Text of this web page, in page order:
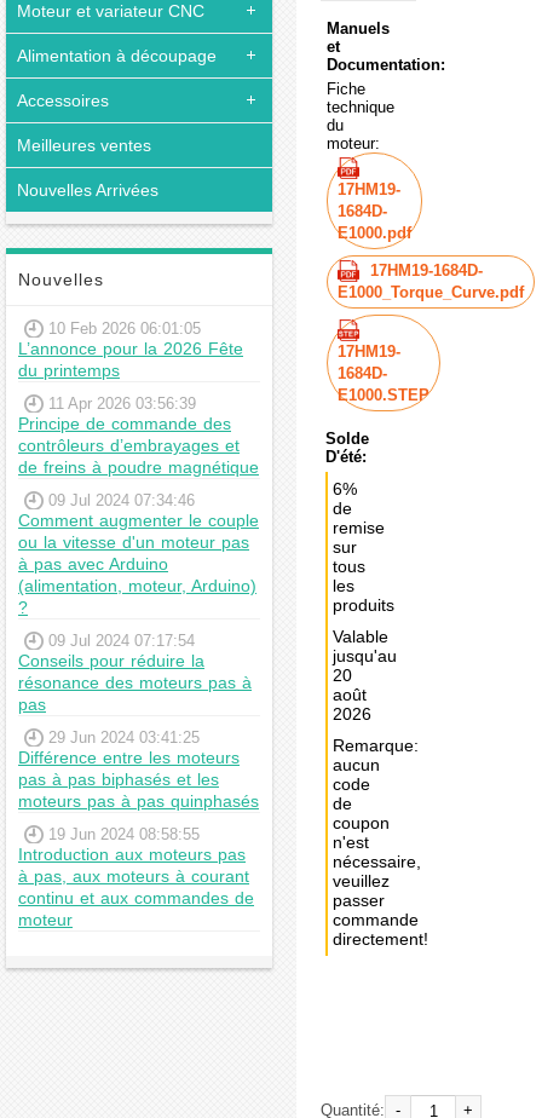
Moteur et variateur CNC
Alimentation à découpage
Accessoires
Meilleures ventes
Nouvelles Arrivées
Nouvelles
10 Feb 2026 06:01:05
L’annonce pour la 2026 Fête
du printemps
11 Apr 2026 03:56:39
Principe de commande des
contrôleurs d’embrayages et
de freins à poudre magnétique
09 Jul 2024 07:34:46
Comment augmenter le couple
ou la vitesse d'un moteur pas
à pas avec Arduino
(alimentation, moteur, Arduino)
?
09 Jul 2024 07:17:54
Conseils pour réduire la
résonance des moteurs pas à
pas
29 Jun 2024 03:41:25
Différence entre les moteurs
pas à pas biphasés et les
moteurs pas à pas quinphasés
19 Jun 2024 08:58:55
Introduction aux moteurs pas
à pas, aux moteurs à courant
continu et aux commandes de
moteur
Manuels
et
Documentation:
Fiche
technique
du
moteur:
17HM19-
1684D-
E1000.pdf
17HM19-1684D-
E1000_Torque_Curve.pdf
17HM19-
1684D-
E1000.STEP
Solde
D'été:
6%
de
remise
sur
tous
les
produits
Valable
jusqu'au
20
août
2026
Remarque:
aucun
code
de
coupon
n'est
nécessaire,
veuillez
passer
commande
directement!
Quantité: - +